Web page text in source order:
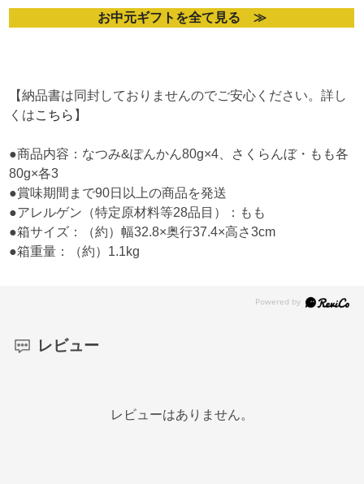
お中元ギフトを全て見る ≫
【納品書は同封しておりませんのでご安心ください。詳し
くはこちら 】
●商品内容：なつみ&ぽんかん80g×4、さくらんぼ・もも各
80g×各3
●賞味期間まで90日以上の商品を発送
●アレルゲン（特定原材料等28品目）：もも
●箱サイズ：（約）幅32.8×奥行37.4×高さ3cm
●箱重量：（約）1.1kg
レビュー
レビューはありません。